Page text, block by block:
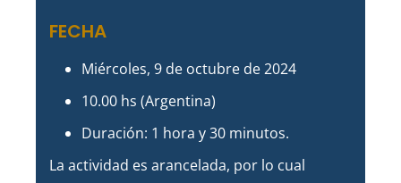
FECHA
Miércoles, 9 de octubre de 2024
10.00 hs (Argentina)
Duración: 1 hora y 30 minutos.
La actividad es arancelada, por lo cual